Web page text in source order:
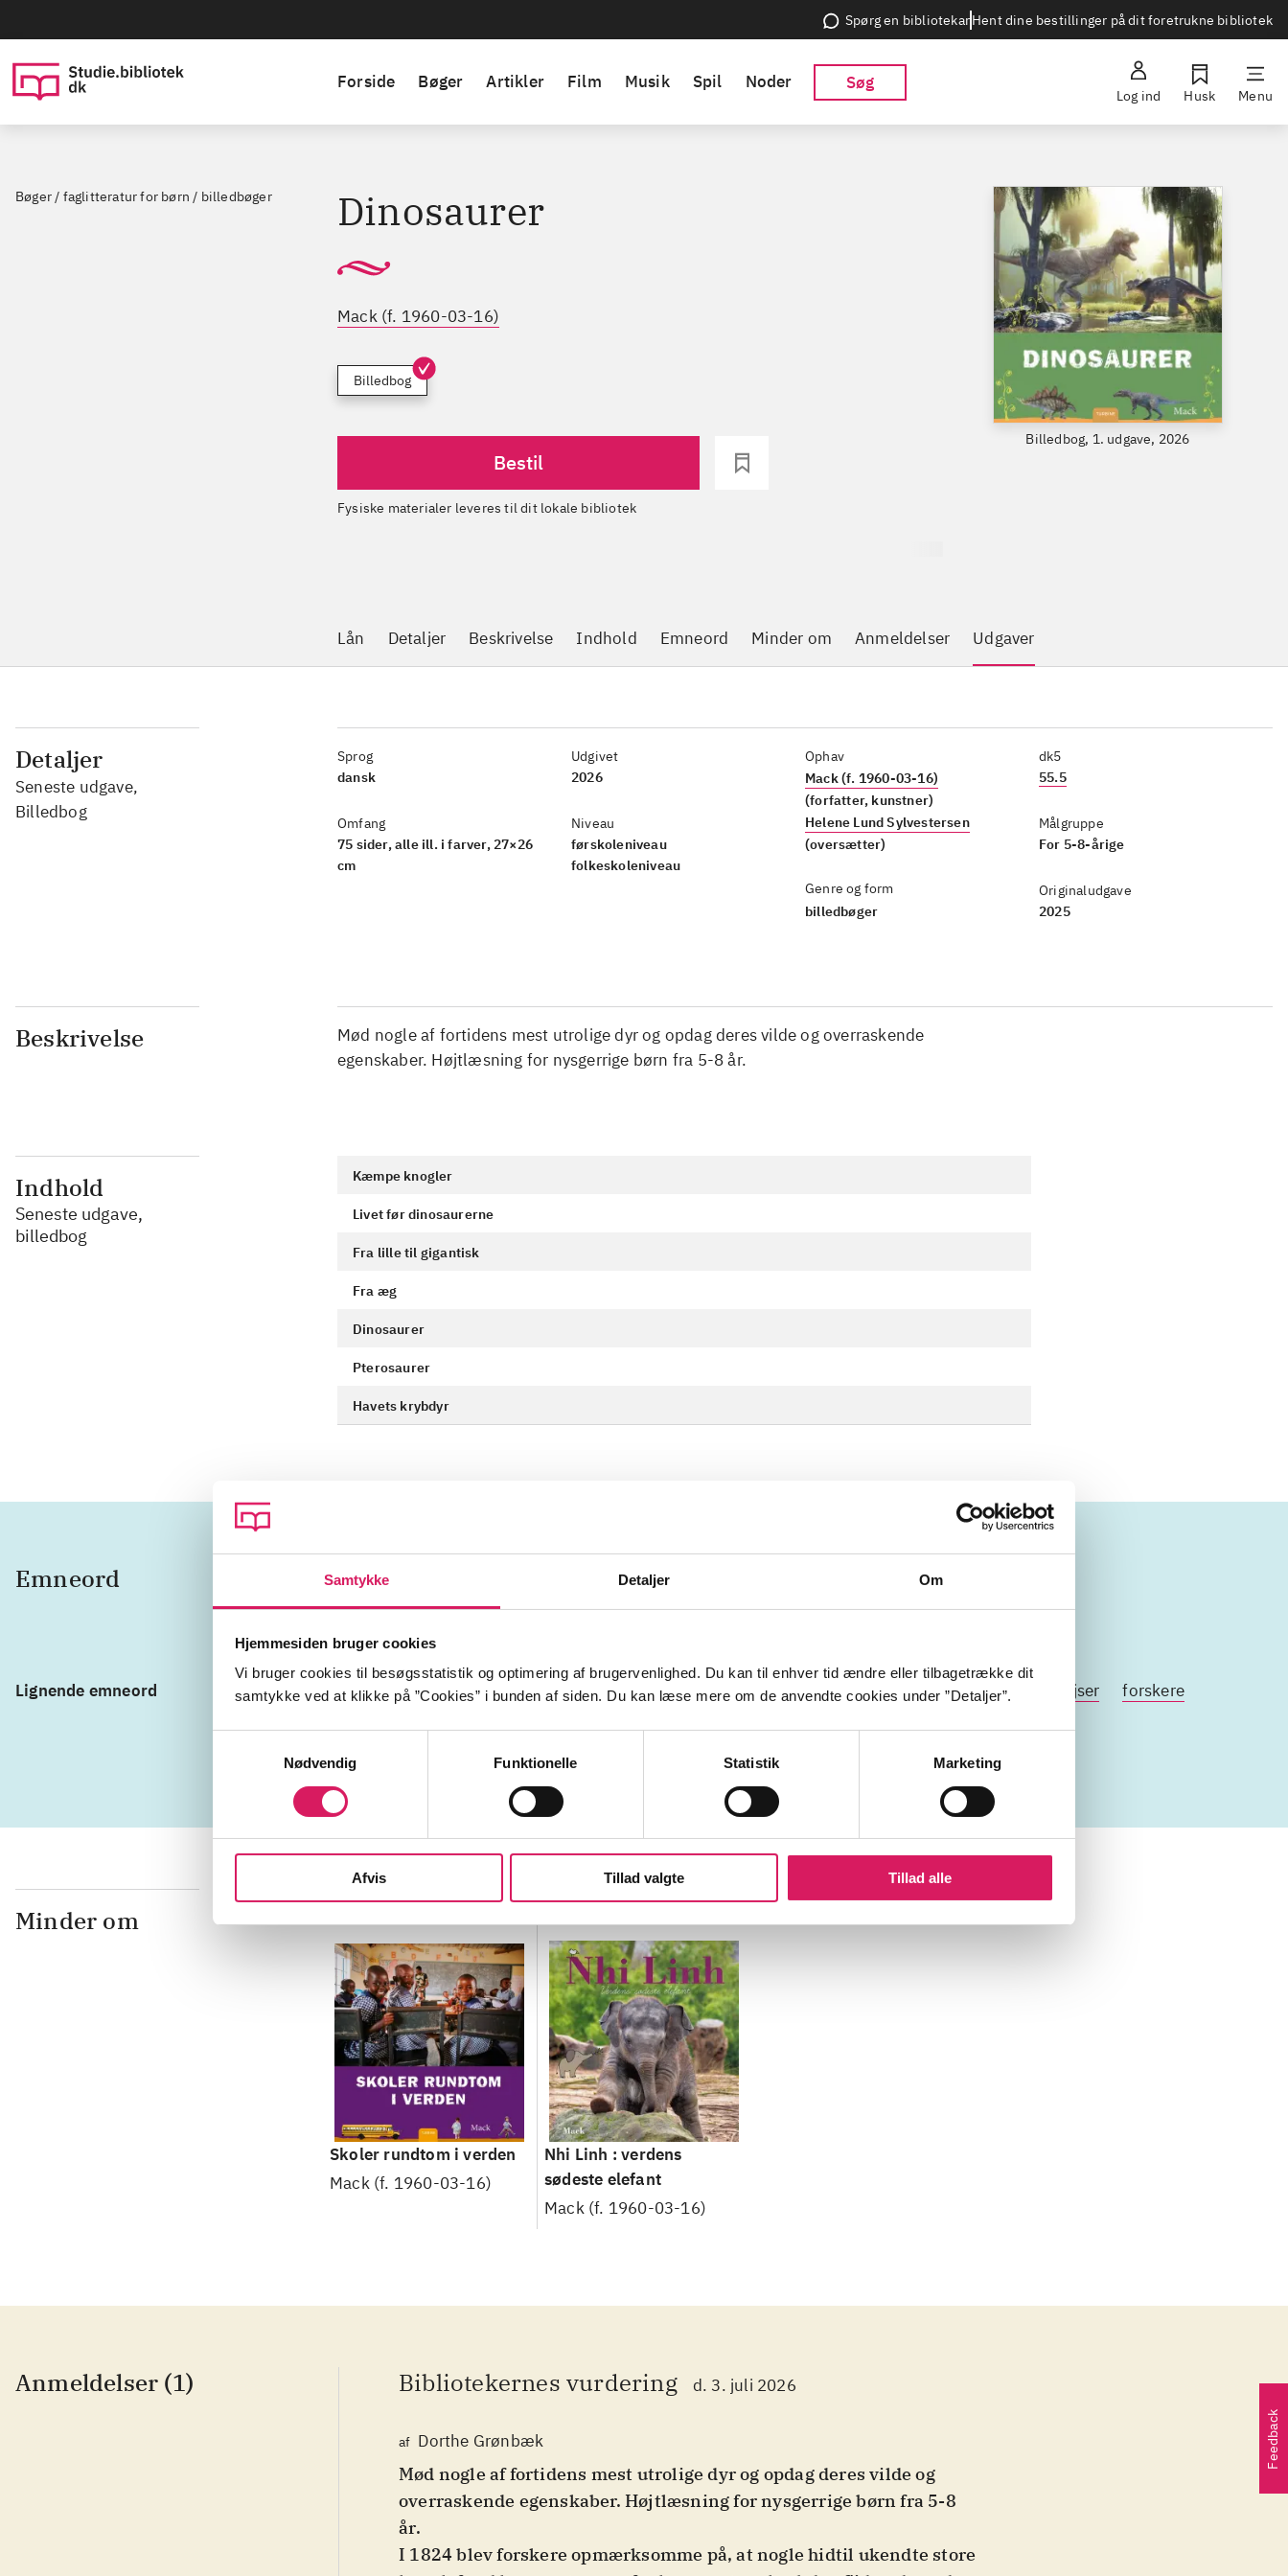
Samtykke Detaljer Om
Hjemmesiden bruger cookies
Vi bruger cookies til besøgsstatistik og optimering af brugervenlighed. Du kan til enhver tid ændre eller tilbagetrække dit
samtykke ved at klikke på ”Cookies” i bunden af siden. Du kan læse mere om de anvendte cookies under ”Detaljer”.
Nødvendig
Funktionelle Statistik Marketing
Afvis Tillad valgte Tillad alle
Spørg en bibliotekarHent dine bestillinger på dit foretrukne bibliotek
Forside Bøger Artikler Film Musik Spil Noder Søg
Log ind Husk Menu
Bøger / faglitteratur for børn / billedbøger
Billedbog, 1. udgave, 2026
Dinosaurer
Mack (f. 1960-03-16)
Billedbog
Bestil
Fysiske materialer leveres til dit lokale bibliotek
Lån Detaljer Beskrivelse Indhold Emneord Minder om Anmeldelser Udgaver
Detaljer
Seneste udgave,
Billedbog
Sprog
dansk
Omfang
75 sider, alle ill. i farver, 27×26
cm
Udgivet
2026
Niveau
førskoleniveau
folkeskoleniveau
Ophav
Mack (f. 1960-03-16)
(forfatter, kunstner)
Helene Lund Sylvestersen
(oversætter)
Genre og form
billedbøger
dk5
55.5
Målgruppe
For 5-8-årige
Originaludgave
2025
Beskrivelse
Mød nogle af fortidens mest utrolige dyr og opdag deres vilde og overraskende
egenskaber. Højtlæsning for nysgerrige børn fra 5-8 år.
Indhold
Seneste udgave,
billedbog
Kæmpe knogler
Livet før dinosaurerne
Fra lille til gigantisk
Fra æg
Dinosaurer
Pterosaurer
Havets krybdyr
Emneord dinosaurer forhistoriske dyr
Lignende emneord øgler Ayla (Jordens børn) uddøde dyr istider fossiler forhistoriske mennesker tidsrejser
forskere
palæontologi
arkæologi
Minder om
Skoler rundtom i verden
Mack (f. 1960-03-16)
Nhi Linh : verdens
sødeste elefant
Mack (f. 1960-03-16)
Anmeldelser (1) Bibliotekernes vurdering d. 3. juli 2026
af Dorthe Grønbæk
Mød nogle af fortidens mest utrolige dyr og opdag deres vilde og
overraskende egenskaber. Højtlæsning for nysgerrige børn fra 5-8
år.
I 1824 blev forskere opmærksomme på, at nogle hidtil ukendte store
Feedback